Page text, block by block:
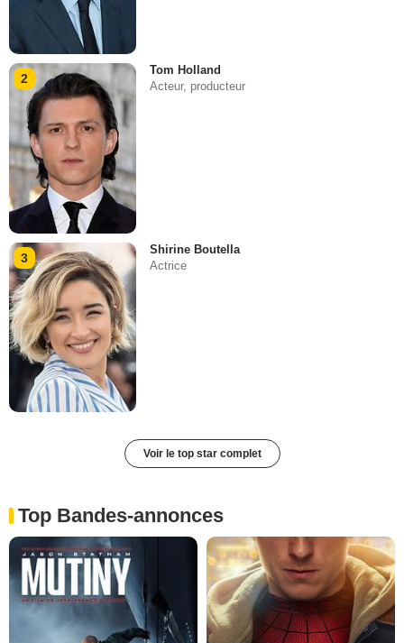
2
Tom Holland
Acteur, producteur
3
Shirine Boutella
Actrice
Voir le top star complet
Top Bandes-annonces